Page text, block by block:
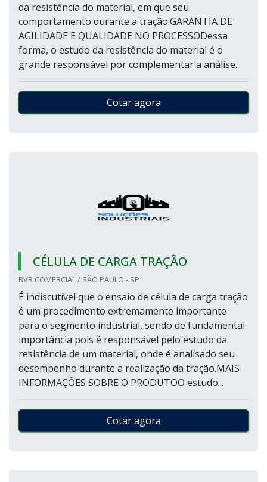
da resistência do material, em que seu
comportamento durante a tração.GARANTIA DE
AGILIDADE E QUALIDADE NO PROCESSODessa
forma, o estudo da resistência do material é o
grande responsável por complementar a análise...
Cotar agora
CÉLULA DE CARGA TRAÇÃO
BVR COMERCIAL / SÃO PAULO - SP
É indiscutível que o ensaio de célula de carga tração
é um procedimento extremamente importante
para o segmento industrial, sendo de fundamental
importância pois é responsável pelo estudo da
resistência de um material, onde é analisado seu
desempenho durante a realização da tração.MAIS
INFORMAÇÕES SOBRE O PRODUTOO estudo...
Cotar agora